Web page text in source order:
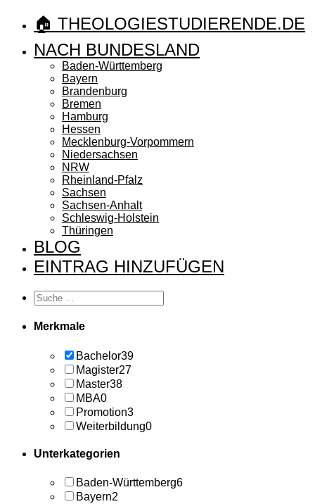
🏠 THEOLOGIESTUDIERENDE.DE
NACH BUNDESLAND
Baden-Württemberg
Bayern
Brandenburg
Bremen
Hamburg
Hessen
Mecklenburg-Vorpommern
Niedersachsen
NRW
Rheinland-Pfalz
Sachsen
Sachsen-Anhalt
Schleswig-Holstein
Thüringen
BLOG
EINTRAG HINZUFÜGEN
Merkmale
Bachelor39
Magister27
Master38
MBA0
Promotion3
Weiterbildung0
Unterkategorien
Baden-Württemberg6
Bayern2